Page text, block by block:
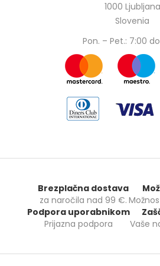
1000 Ljubljana
Slovenia
Pon. – Pet.: 7:00
Brezplačna dostava
za naročila nad 99 €.
Podpora uporabnikom
Prijazna podpora
Vaše